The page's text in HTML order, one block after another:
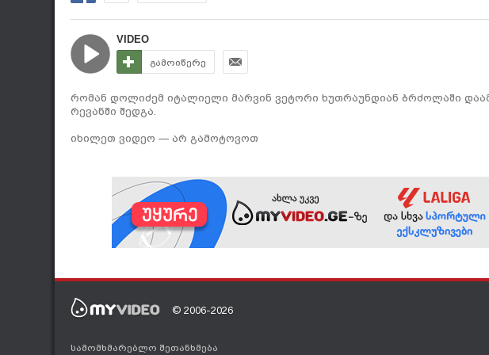
VIDEO
გამოიწერე
რომან დოლიძემ იტალიელი მარვინ ვეტორი ხუთრაუნდიან ბრძოლაში
რევანში შედგა.
იხილეთ ვიდეო — არ გამოტოვოთ
© 2006-2026
სამომხმარებლო შეთანხმება